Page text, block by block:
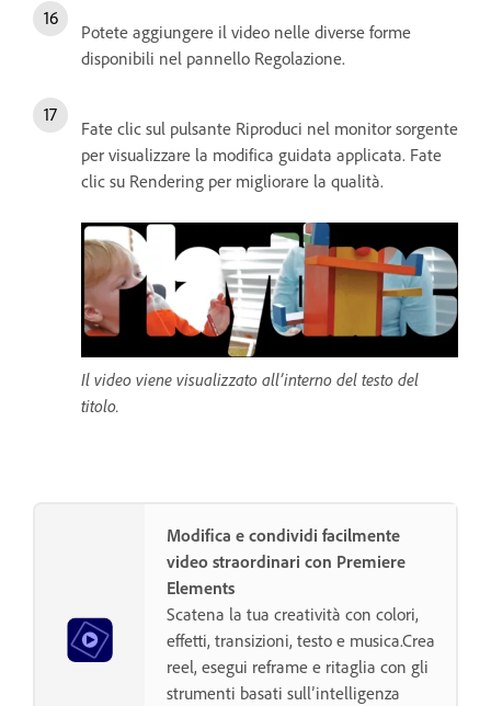
Potete aggiungere il video nelle diverse forme
disponibili nel pannello Regolazione.
Fate clic sul pulsante Riproduci nel monitor sorgente
per visualizzare la modifica guidata applicata. Fate
clic su Rendering per migliorare la qualità.
Il video viene visualizzato all’interno del testo del
titolo.
Modifica e condividi facilmente
video straordinari con Premiere
Elements
Scatena la tua creatività con colori,
effetti, transizioni, testo e musica.Crea
reel, esegui reframe e ritaglia con gli
strumenti basati sull’intelligenza